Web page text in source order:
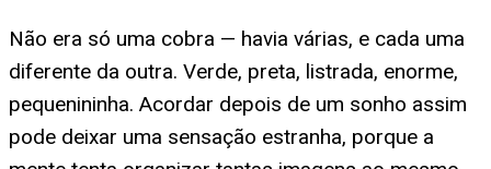
Não era só uma cobra — havia várias, e cada uma
diferente da outra. Verde, preta, listrada, enorme,
pequenininha. Acordar depois de um sonho assim
pode deixar uma sensação estranha, porque a